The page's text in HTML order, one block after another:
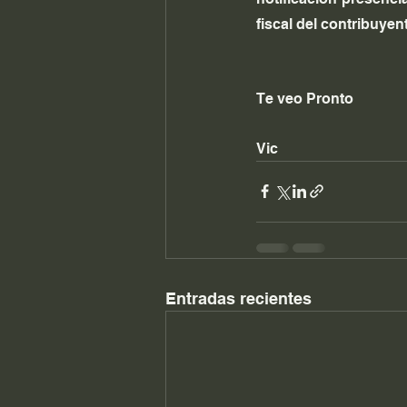
fiscal del
Te veo Pronto
Vic
Entradas recientes